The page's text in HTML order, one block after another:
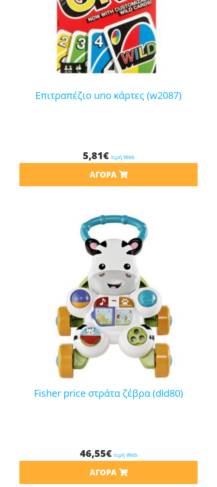
επιτραπέζιο uno κάρτες (w2087)
5,81€ τιμή Web
ΑΓΟΡΆ
fisher price στράτα ζέβρα (dld80)
46,55€ τιμή Web
ΑΓΟΡΆ